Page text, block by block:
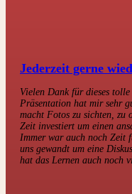
Jederzeit gerne
Vielen Dank für dieses
Präsentation hat mir sehr
macht Fotos zu sichten, zu
Zeit investiert um einen
Immer war auch noch Zeit
uns gewandt um eine
hat das Lernen auch noch